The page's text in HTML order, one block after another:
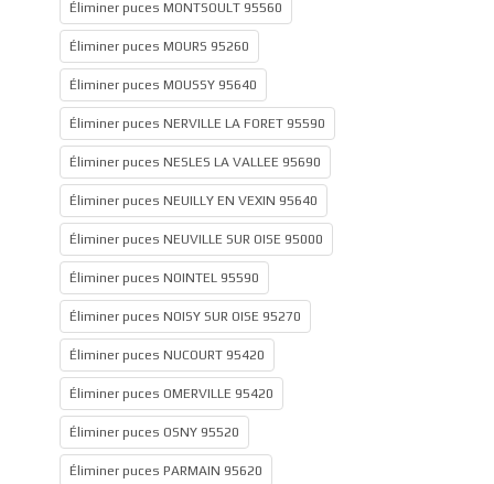
Éliminer puces MONTSOULT 95560
Éliminer puces MOURS 95260
Éliminer puces MOUSSY 95640
Éliminer puces NERVILLE LA FORET 95590
Éliminer puces NESLES LA VALLEE 95690
Éliminer puces NEUILLY EN VEXIN 95640
Éliminer puces NEUVILLE SUR OISE 95000
Éliminer puces NOINTEL 95590
Éliminer puces NOISY SUR OISE 95270
Éliminer puces NUCOURT 95420
Éliminer puces OMERVILLE 95420
Éliminer puces OSNY 95520
Éliminer puces PARMAIN 95620